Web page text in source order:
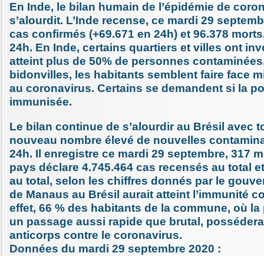
En Inde, le bilan humain de l’épidémie de
s’alourdit. L’Inde recense, ce mardi 29
cas confirmés (+69.671 en 24h) et 96.378
24h. En Inde, certains quartiers et villes ont
atteint plus de 50% de personnes
bidonvilles, les habitants semblent faire face
au coronavirus. Certains se demandent si la
immunisée.
Le bilan continue de s’alourdir au Brésil avec
nouveau nombre élevé de nouvelles
24h. Il enregistre ce mardi 29 septembre, 317
pays déclare 4.745.464 cas recensés au total
au total, selon les chiffres donnés par le
de Manaus au Brésil aurait atteint l’immunité
effet, 66 % des habitants de la commune, où la
un passage aussi rapide que brutal,
anticorps contre le coronavirus.
Données du mardi 29 septembre 2020 :